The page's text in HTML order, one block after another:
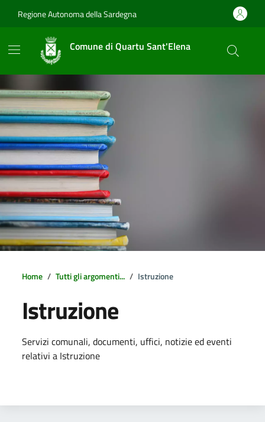
Regione Autonoma della Sardegna
Comune di Quartu Sant'Elena
Home Tutti gli argomenti... Istruzione
Istruzione
Dettagli della notizia
Servizi comunali, documenti, uffici, notizie ed eventi
relativi a Istruzione